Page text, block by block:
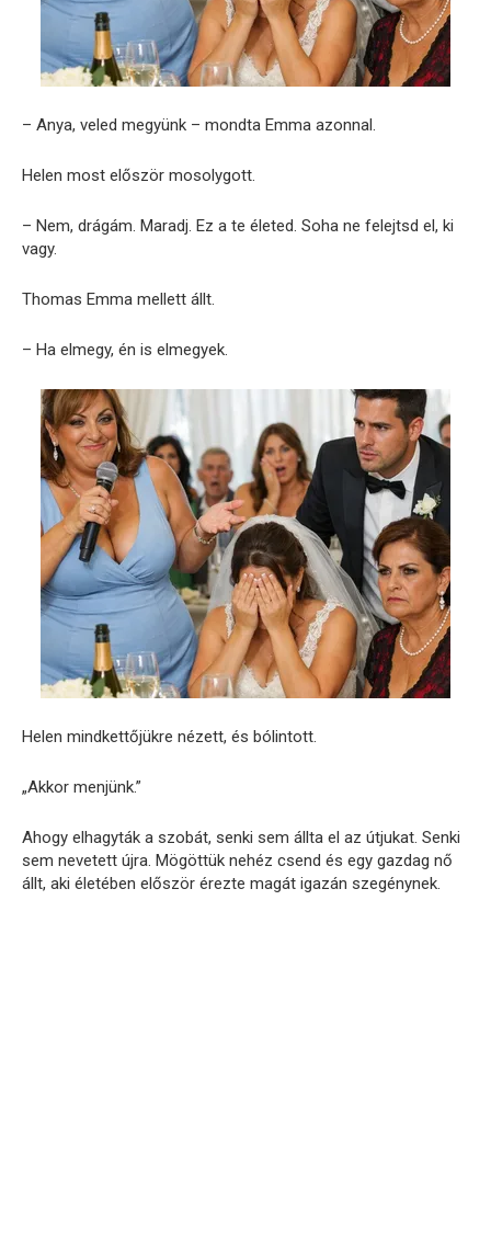
– Anya, veled megyünk – mondta Emma azonnal.
Helen most először mosolygott.
– Nem, drágám. Maradj. Ez a te életed. Soha ne felejtsd el, ki
vagy.
Thomas Emma mellett állt.
– Ha elmegy, én is elmegyek.
Helen mindkettőjükre nézett, és bólintott.
„Akkor menjünk.”
Ahogy elhagyták a szobát, senki sem állta el az útjukat. Senki
sem nevetett újra. Mögöttük nehéz csend és egy gazdag nő
állt, aki életében először érezte magát igazán szegénynek.